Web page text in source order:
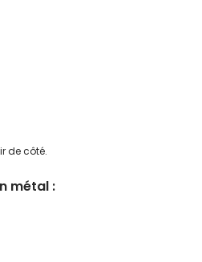
de côté.
métal :